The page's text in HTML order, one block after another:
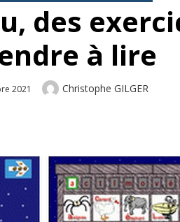
des
à lire
2021 Author
Christophe GILGER